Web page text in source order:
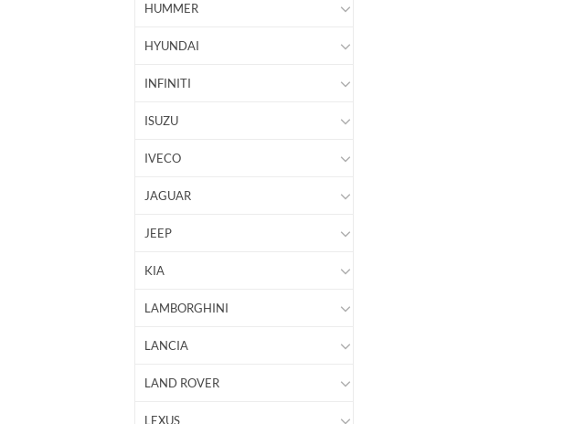
HUMMER
HYUNDAI
INFINITI
ISUZU
IVECO
JAGUAR
JEEP
KIA
LAMBORGHINI
LANCIA
LAND ROVER
LEXUS